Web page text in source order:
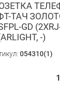
ТАЧ
GD
-)
054310(1)